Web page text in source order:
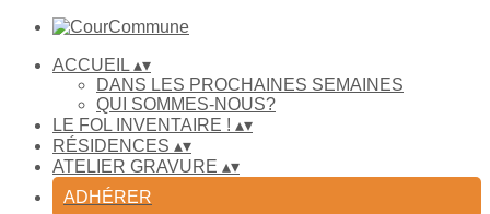
ACCUEIL ▴▾
DANS LES PROCHAINES SEMAINES
QUI SOMMES-NOUS?
LE FOL INVENTAIRE ! ▴▾
RÉSIDENCES ▴▾
ATELIER GRAVURE ▴▾
ADHÉRER